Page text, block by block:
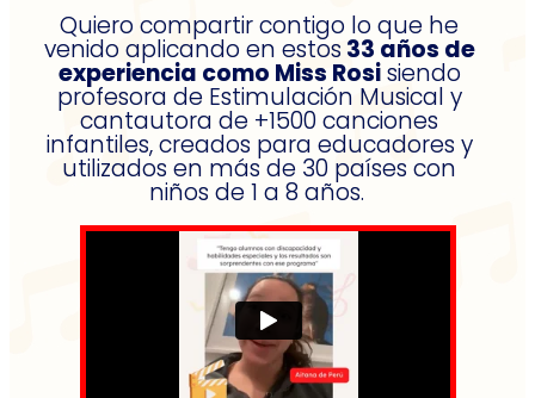
Quiero compartir contigo lo que he
venido aplicando en estos 33 años de
experiencia como Miss Rosisiendo
profesora de Estimulación Musical y
cantautora de +1500 canciones
infantiles, creados para educadores y
utilizados en más de 30 países con
niños de 1 a 8 años.